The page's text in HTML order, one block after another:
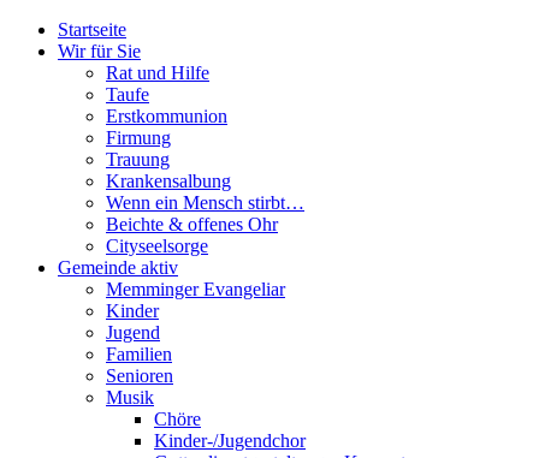
Startseite
Wir für Sie
Rat und Hilfe
Taufe
Erstkommunion
Firmung
Trauung
Krankensalbung
Wenn ein Mensch stirbt…
Beichte & offenes Ohr
Cityseelsorge
Gemeinde aktiv
Memminger Evangeliar
Kinder
Jugend
Familien
Senioren
Musik
Chöre
Kinder-/Jugendchor